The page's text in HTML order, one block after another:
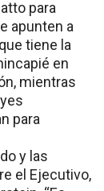
para
apunten a
tiene la
en
mientras
para
y las
el Ejecutivo,